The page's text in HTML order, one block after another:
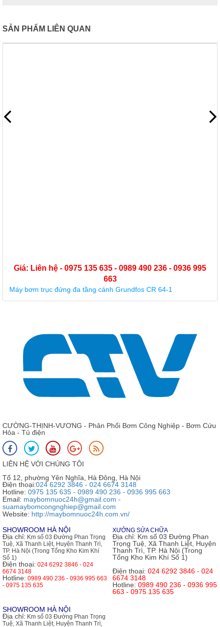
SẢN PHẨM LIÊN QUAN
Giá: Liên hệ - 0975 135 635 - 0989 490 236 - 0936 995
663
Máy bơm trục đứng đa tầng cánh Grundfos CR 64-1
CƯỜNG-THỊNH-VƯƠNG - Phân Phối Bơm Công Nghiệp - Bơm Cứu
Hỏa - Tủ điện
LIÊN HỆ VỚI CHÚNG TÔI
Tổ 12, phường Yên Nghĩa, Hà Đông, Hà Nội
Điện thoại:024 6292 3846 - 024 6674 3148
Hotline: 0975 135 635 - 0989 490 236 - 0936 995 663
Email: maybomnuoc24h@gmail.com -
suamaybomcongnghiep@gmail.com
Website: http://maybomnuoc24h.com.vn/
SHOWROOM HÀ NỘI
Địa chỉ: Km số 03 Đường Phan Trọng
Tuệ, Xã Thanh Liệt, Huyện Thanh Trì,
TP. Hà Nội (Trong Tổng Kho Kim Khí
Số 1)
Điện thoại: 024 6292 3846 - 024
6674 3148
Hotline: 0989 490 236 - 0936 995 663
- 0975 135 635
XƯỞNG SỬA CHỮA
Địa chỉ: Km số 03 Đường Phan
Trọng Tuệ, Xã Thanh Liệt, Huyện
Thanh Trì, TP. Hà Nội (Trong
Tổng Kho Kim Khí Số 1)
Điện thoại: 024 6292 3846 - 024
6674 3148
Hotline: 0989 490 236 - 0936 995
663 - 0975 135 635
SHOWROOM HÀ NỘI
Địa chỉ: Km số 03 Đường Phan Trọng
Tuệ, Xã Thanh Liệt, Huyện Thanh Trì,